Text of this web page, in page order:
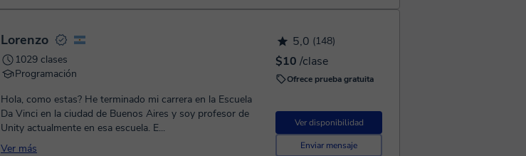
5,0 (148)
$10 /clase
Ofrece prueba gratuita
Ver disponibilidad
Enviar mensaje
Lorenzo
1029 clases
Programación
Hola, como estas? He terminado mi carrera en la Escuela
Da Vinci en la ciudad de Buenos Aires y soy profesor de
Unity actualmente en esa escuela. E...
Ver más